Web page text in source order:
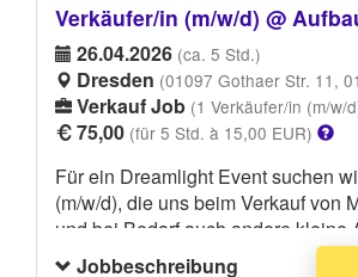
26.04.2026 (ca. 5 Std.)
Dresden (01097 Gothaer Str. 11,
Verkauf Job (1 Verkäufer/in (m/w/
75,00 (für 5 Std. à 15,00 EUR)
Für ein Dreamlight Event suchen
(m/w/d), die uns beim Verkauf von
und bei Bedarf auch andere kleine
übernehmen. Du solltest Freude
Jobbeschreibung